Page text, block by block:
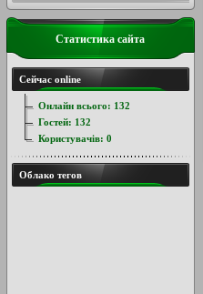
Статистика сайта
Сейчас online
Онлайн всього: 132
Гостей: 132
Користувачів: 0
Облако тегов